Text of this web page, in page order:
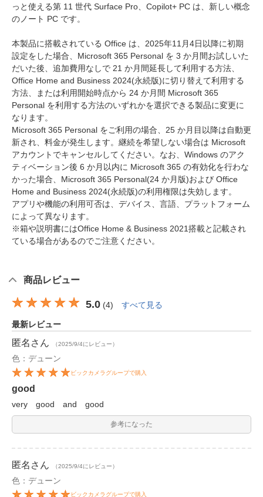
っと使える第 11 世代 Surface Pro、Copilot+ PC は、新しい概念
のノート PC です。
本製品に搭載されている Office は、2025年11月4日以降に初期
設定をした場合、Microsoft 365 Personal を 3 か月間お試しいた
だいた後、追加費用なしで 21 か月間延長して利用する方法、
Office Home and Business 2024(永続版)に切り替えて利用する
方法、または利用開始時点から 24 か月間 Microsoft 365
Personal を利用する方法のいずれかを選択できる製品に変更に
なります。
Microsoft 365 Personal をご利用の場合、25 か月目以降は自動更
新され、料金が発生します。継続を希望しない場合は Microsoft
アカウントでキャンセルしてください。なお、Windows のアク
ティベーション後 6 か月以内に Microsoft 365 の有効化を行わな
かった場合、Microsoft 365 Personal(24 か月版)および Office
Home and Business 2024(永続版)の利用権限は失効します。
アプリや機能の利用可否は、デバイス、言語、プラットフォーム
によって異なります。
※箱や説明書にはOffice Home & Business 2021搭載と記載され
ている場合があるのでご注意ください。
商品レビュー
5.0 (4) すべて見る
最新レビュー
匿名 さん （2025/9/4にレビュー）
色：デューン
ビックカメラグループで購入
good
very good and good
参考になった
匿名 さん （2025/9/4にレビュー）
色：デューン
ビックカメラグループで購入